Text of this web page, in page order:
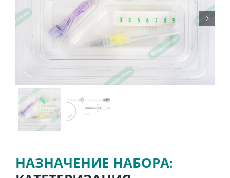

НАЗНАЧЕНИЕ НАБОРА: